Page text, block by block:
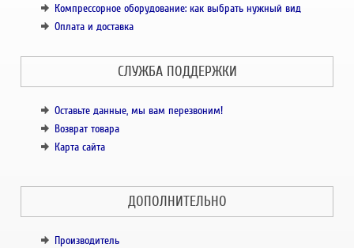
Компрессорное оборудование: как выбрать нужный вид
Оплата и доставка
СЛУЖБА ПОДДЕРЖКИ
Оставьте данные, мы вам перезвоним!
Возврат товара
Карта сайта
ДОПОЛНИТЕЛЬНО
Производитель